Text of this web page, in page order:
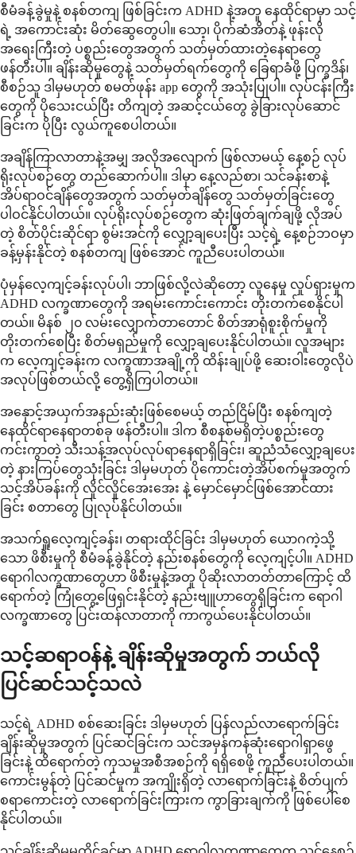
စီမံခန့်ခွဲမှုနဲ့ စနစ်တကျ ဖြစ်ခြင်းက ADHD နဲ့အတူ နေထိုင်ရာမှာ သင့်
ရဲ့ အကောင်းဆုံး မိတ်ဆွေတွေပါ။ သော့၊ ပိုက်ဆံအိတ်နဲ့ ဖုန်းလို
အရေးကြီးတဲ့ ပစ္စည်းတွေအတွက် သတ်မှတ်ထားတဲ့နေရာတွေ
ဖန်တီးပါ။ ချိန်းဆိုမှုတွေနဲ့ သတ်မှတ်ရက်တွေကို ခြေရာခံဖို့ ပြက္ခဒိန်၊
စီစဉ်သူ ဒါမှမဟုတ် စမတ်ဖုန်း app တွေကို အသုံးပြုပါ။ လုပ်ငန်းကြီး
တွေကို ပိုသေးငယ်ပြီး တိကျတဲ့ အဆင့်ငယ်တွေ ခွဲခြားလုပ်ဆောင်
ခြင်းက ပိုပြီး လွယ်ကူစေပါတယ်။
အချိန်ကြာလာတာနဲ့အမျှ အလိုအလျောက် ဖြစ်လာမယ့် နေ့စဉ် လုပ်
ရိုးလုပ်စဉ်တွေ တည်ဆောက်ပါ။ ဒါမှာ နေ့လည်စာ၊ သင်ခန်းစာနဲ့
အိပ်ရာဝင်ချိန်တွေအတွက် သတ်မှတ်ချိန်တွေ သတ်မှတ်ခြင်းတွေ
ပါဝင်နိုင်ပါတယ်။ လုပ်ရိုးလုပ်စဉ်တွေက ဆုံးဖြတ်ချက်ချဖို့ လိုအပ်
တဲ့ စိတ်ပိုင်းဆိုင်ရာ စွမ်းအင်ကို လျှော့ချပေးပြီး သင့်ရဲ့ နေ့စဉ်ဘဝမှာ
ခန့်မှန်းနိုင်တဲ့ စနစ်တကျ ဖြစ်အောင် ကူညီပေးပါတယ်။
ပုံမှန်လေ့ကျင့်ခန်းလုပ်ပါ၊ ဘာဖြစ်လို့လဲဆိုတော့ လူနေမှု လှုပ်ရှားမှုက
ADHD လက္ခဏာတွေကို အရမ်းကောင်းကောင်း တိုးတက်စေနိုင်ပါ
တယ်။ မိနစ် ၂၀ လမ်းလျှောက်တာတောင် စိတ်အာရုံစူးစိုက်မှုကို
တိုးတက်စေပြီး စိတ်မရှည်မှုကို လျှော့ချပေးနိုင်ပါတယ်။ လူအများ
က လေ့ကျင့်ခန်းက လက္ခဏာအချို့ကို ထိန်းချုပ်ဖို့ ဆေးဝါးတွေလိုပဲ
အလုပ်ဖြစ်တယ်လို့ တွေ့ရှိကြပါတယ်။
အနှောင့်အယှက်အနည်းဆုံးဖြစ်စေမယ့် တည်ငြိမ်ပြီး စနစ်ကျတဲ့
နေထိုင်ရာနေရာတစ်ခု ဖန်တီးပါ။ ဒါက စီစနစ်မရှိတဲ့ပစ္စည်းတွေ
ကင်းကွာတဲ့ သီးသန့်အလုပ်လုပ်ရာနေရာရှိခြင်း၊ ဆူညံသံလျှော့ချပေး
တဲ့ နားကြပ်တွေသုံးခြင်း ဒါမှမဟုတ် ပိုကောင်းတဲ့အိပ်စက်မှုအတွက်
သင့်အိပ်ခန်းကို လှိုင်လှိုင်အေးအေး နဲ့ မှောင်မှောင်ဖြစ်အောင်ထား
ခြင်း စတာတွေ ပြုလုပ်နိုင်ပါတယ်။
အသက်ရှူလေ့ကျင့်ခန်း၊ တရားထိုင်ခြင်း ဒါမှမဟုတ် ယောဂကဲ့သို့
သော ဖိစီးမှုကို စီမံခန့်ခွဲနိုင်တဲ့ နည်းစနစ်တွေကို လေ့ကျင့်ပါ။ ADHD
ရောဂါလက္ခဏာတွေဟာ ဖိစီးမှုနဲ့အတူ ပိုဆိုးလာတတ်တာကြောင့် ထိ
ရောက်တဲ့ ကြုံတွေ့ဖြေရှင်းနိုင်တဲ့ နည်းဗျူဟာတွေရှိခြင်းက ရောဂါ
လက္ခဏာတွေ ပြင်းထန်လာတာကို ကာကွယ်ပေးနိုင်ပါတယ်။
သင့်ဆရာဝန်နဲ့ ချိန်းဆိုမှုအတွက် ဘယ်လို
ပြင်ဆင်သင့်သလဲ
သင့်ရဲ့ ADHD စစ်ဆေးခြင်း ဒါမှမဟုတ် ပြန်လည်လာရောက်ခြင်း
ချိန်းဆိုမှုအတွက် ပြင်ဆင်ခြင်းက သင်အမှန်ကန်ဆုံးရောဂါရှာဖွေ
ခြင်းနဲ့ ထိရောက်တဲ့ ကုသမှုအစီအစဉ်ကို ရရှိစေဖို့ ကူညီပေးပါတယ်။
ကောင်းမွန်တဲ့ ပြင်ဆင်မှုက အကျိုးရှိတဲ့ လာရောက်ခြင်းနဲ့ စိတ်ပျက်
စရာကောင်းတဲ့ လာရောက်ခြင်းကြားက ကွာခြားချက်ကို ဖြစ်ပေါ်စေ
နိုင်ပါတယ်။